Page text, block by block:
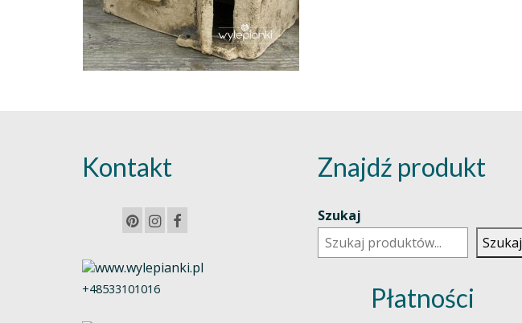
Kontakt
+48533101016
Znajdź produkt
Szukaj
Szukaj
Płatności